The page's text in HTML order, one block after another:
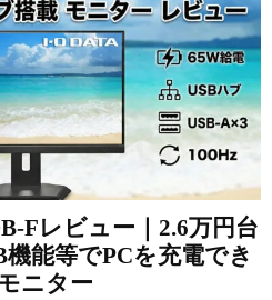
Fレビュー｜2.6万円台
能等でPCを充電でき
ニター